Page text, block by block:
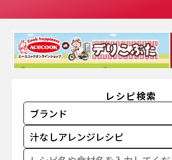
レシピ検索